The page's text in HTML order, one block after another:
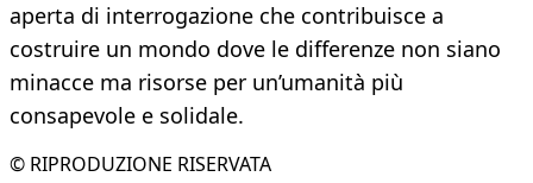
aperta di interrogazione che contribuisce a
costruire un mondo dove le differenze non siano
minacce ma risorse per un’umanità più
consapevole e solidale.
© RIPRODUZIONE RISERVATA